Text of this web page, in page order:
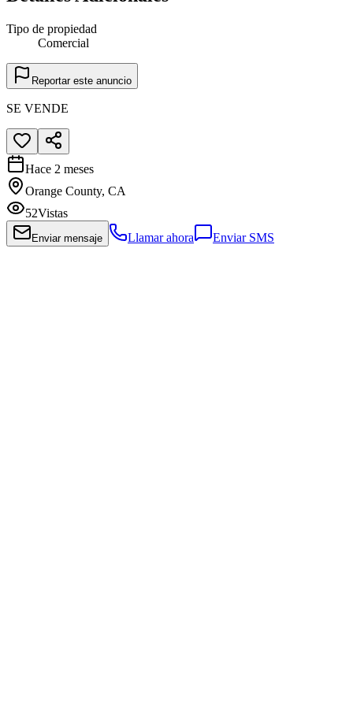
Tipo de propiedad
Comercial
Reportar este anuncio
SE VENDE
Hace 2 meses
Orange County, CA
52Vistas
Enviar mensaje Llamar ahora Enviar SMS